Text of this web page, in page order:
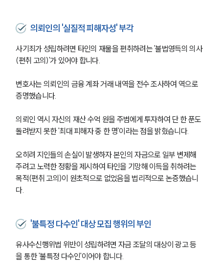
의뢰인의 '실질적 피해자성' 부각
사기죄가 성립하려면 타인의 재물을 편취하려는 '불법영득의 의사
(편취 고의)'가 있어야 합니다.
변호사는 의뢰인의 금융 계좌 거래 내역을 전수 조사하여 역으로
증명했습니다.
의뢰인 역시 자신의 재산 수억 원을 주범에게 투자하여 단 한 푼도
돌려받지 못한 '최대 피해자 중 한 명'이라는 점을 밝혔습니다.
오히려 지인들의 손실이 발생하자 본인의 자금으로 일부 변제해
주려고 노력한 정황을 제시하여 타인을 기망해 이득을 취하려는
목적(편취 고의)이 원초적으로 없었음을 법리적으로 논증했습니
다.
'불특정 다수인' 대상 모집 행위의 부인
유사수신행위법 위반이 성립하려면 자금 조달의 대상이 광고 등
을 통한 '불특정 다수인'이어야 합니다.